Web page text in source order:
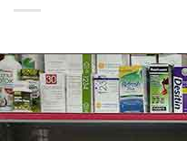
ở độ tuổi sau 30.
Kem dưỡng chống nắng
Active Moisturizerlà sự